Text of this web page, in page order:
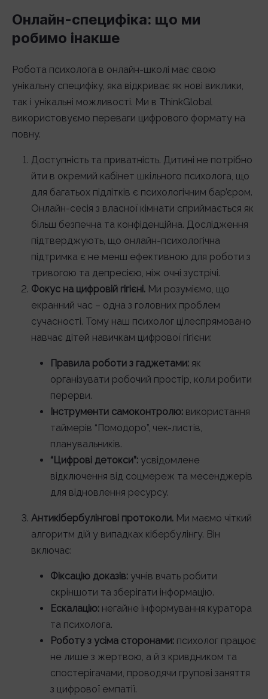
Онлайн-специфіка: що ми
робимо інакше
Робота психолога в онлайн-школі має свою
унікальну специфіку, яка відкриває як нові виклики,
так і унікальні можливості. Ми в ThinkGlobal
використовуємо переваги цифрового формату на
повну.
Доступність та приватність. Дитині не потрібно
йти в окремий кабінет шкільного психолога, що
для багатьох підлітків є психологічним бар’єром.
Онлайн-сесія з власної кімнати сприймається як
більш безпечна та конфіденційна. Дослідження
підтверджують, що онлайн-психологічна
підтримка є не менш ефективною для роботи з
тривогою та депресією, ніж очні зустрічі.
Фокус на цифровій гігієні. Ми розуміємо, що
екранний час – одна з головних проблем
сучасності. Тому наш психолог цілеспрямовано
навчає дітей навичкам цифрової гігієни:
Правила роботи з гаджетами: як
організувати робочий простір, коли робити
перерви.
Інструменти самоконтролю: використання
таймерів “Помодоро”, чек-листів,
планувальників.
“Цифрові детокси”: усвідомлене
відключення від соцмереж та месенджерів
для відновлення ресурсу.
Антикібербулінгові протоколи. Ми маємо чіткий
алгоритм дій у випадках кібербулінгу. Він
включає:
Фіксацію доказів: учнів вчать робити
скріншоти та зберігати інформацію.
Ескалацію: негайне інформування куратора
та психолога.
Роботу з усіма сторонами: психолог працює
не лише з жертвою, а й з кривдником та
спостерігачами, проводячи групові заняття
з цифрової емпатії.